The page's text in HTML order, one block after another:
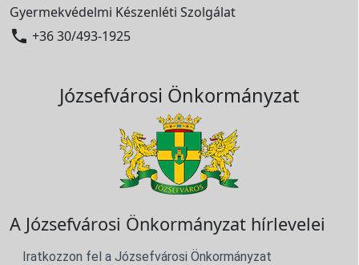
Gyermekvédelmi Készenléti Szolgálat
 +36 30/493-1925
Józsefvárosi Önkormányzat
A Józsefvárosi Önkormányzat hírlevelei
Iratkozzon fel a Józsefvárosi Önkormányzat